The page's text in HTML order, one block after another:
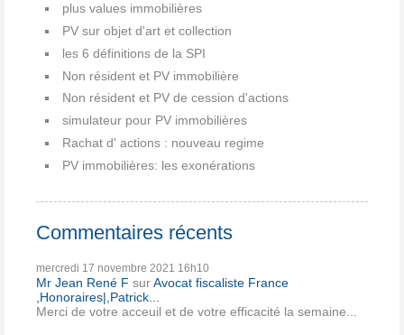
plus values immobilières
PV sur objet d'art et collection
les 6 définitions de la SPI
Non résident et PV immobilière
Non résident et PV de cession d'actions
simulateur pour PV immobilières
Rachat d' actions : nouveau regime
PV immobilières: les exonérations
Commentaires récents
mercredi 17 novembre 2021 16h10
Mr Jean René F surAvocat fiscaliste France
,Honoraires|,Patrick...
Merci de votre acceuil et de votre efficacité la semaine...